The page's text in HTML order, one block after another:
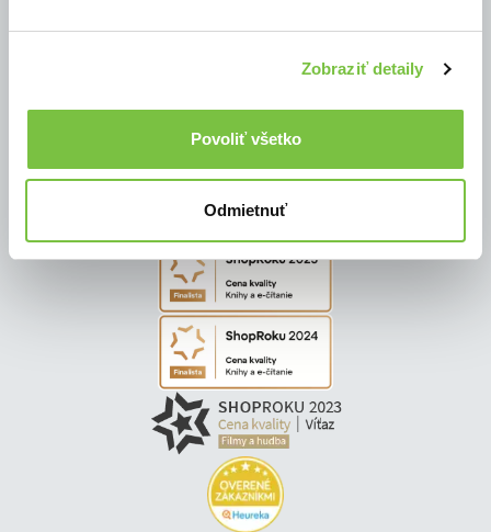
Zobraziť detaily
Povoliť všetko
Odmietnuť